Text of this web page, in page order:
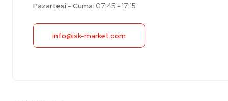
Pazartesi - Cuma: 07:45 - 17:15
info@isk-market.com